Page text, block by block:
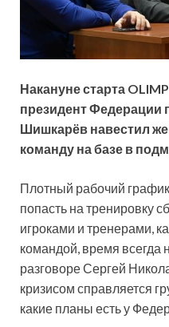
Накануне старта
президент Федерации
Шишкарёв навестил
команду на базе в
Плотный рабочий
попасть на тренировку
игроками и тренерами,
командой, время всегда
разговоре Сергей
кризисом справляется
какие планы есть у